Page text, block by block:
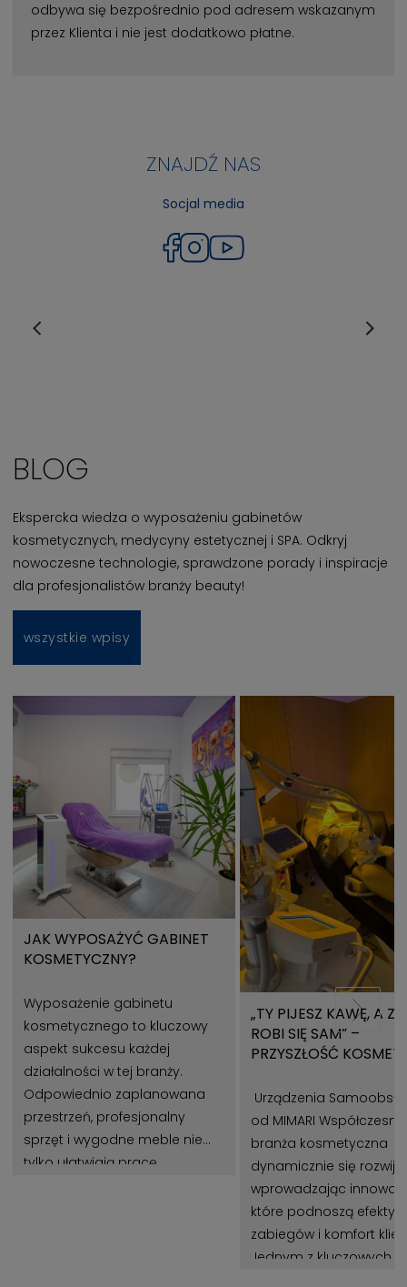
odbywa się bezpośrednio pod adresem wskazanym
przez Klienta i nie jest dodatkowo płatne.
ZNAJDŹ NAS
Socjal media
BLOG
Ekspercka wiedza o wyposażeniu gabinetów
kosmetycznych, medycyny estetycznej i SPA. Odkryj
nowoczesne technologie, sprawdzone porady i inspiracje
dla profesjonalistów branży beauty!
wszystkie wpisy
JAK WYPOSAŻYĆ GABINET
KOSMETYCZNY?
Wyposażenie gabinetu
kosmetycznego to kluczowy
aspekt sukcesu każdej
działalności w tej branży.
Odpowiednio zaplanowana
przestrzeń, profesjonalny
sprzęt i wygodne meble nie
tylko ułatwiają pracę
„TY PIJESZ KAWĘ, A
ROBI SIĘ SAM” –
PRZYSZŁOŚĆ
Urządzenia
od MIMARI Współczesna
branża kosmetyczna
dynamicznie się rozwija,
wprowadzając
które podnoszą
zabiegów i komfort
Jednym z kluczowych